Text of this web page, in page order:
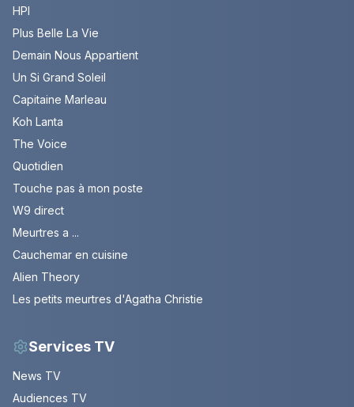
HPI
Plus Belle La Vie
Demain Nous Appartient
Un Si Grand Soleil
Capitaine Marleau
Koh Lanta
The Voice
Quotidien
Touche pas à mon poste
W9 direct
Meurtres a ...
Cauchemar en cuisine
Alien Theory
Les petits meurtres d'Agatha Christie
Services TV
News TV
Audiences TV